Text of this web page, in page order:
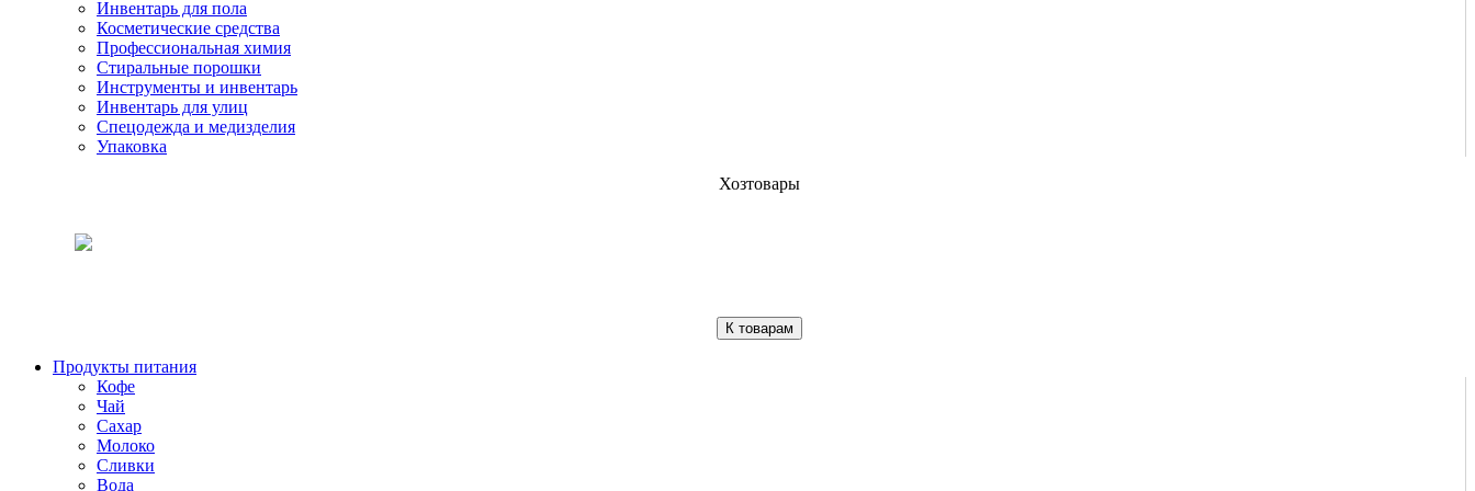
Инвентарь для пола
Косметические средства
Профессиональная химия
Стиральные порошки
Инструменты и инвентарь
Инвентарь для улиц
Спецодежда и медизделия
Упаковка
Хозтовары
К товарам
Продукты питания
Кофе
Чай
Сахар
Молоко
Сливки
Вода